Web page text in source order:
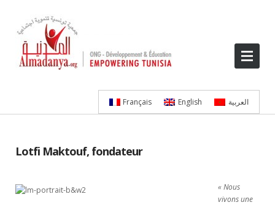
Français English العربية
Lotfi Maktouf, fondateur
« Nous
vivons une